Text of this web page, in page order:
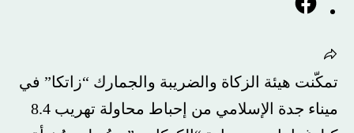
تمكّنت هيئة الزكاة والضريبة والجمارك “زاتكا” في
ميناء جدة الإسلامي من إحباط محاولة تهريب 8.4